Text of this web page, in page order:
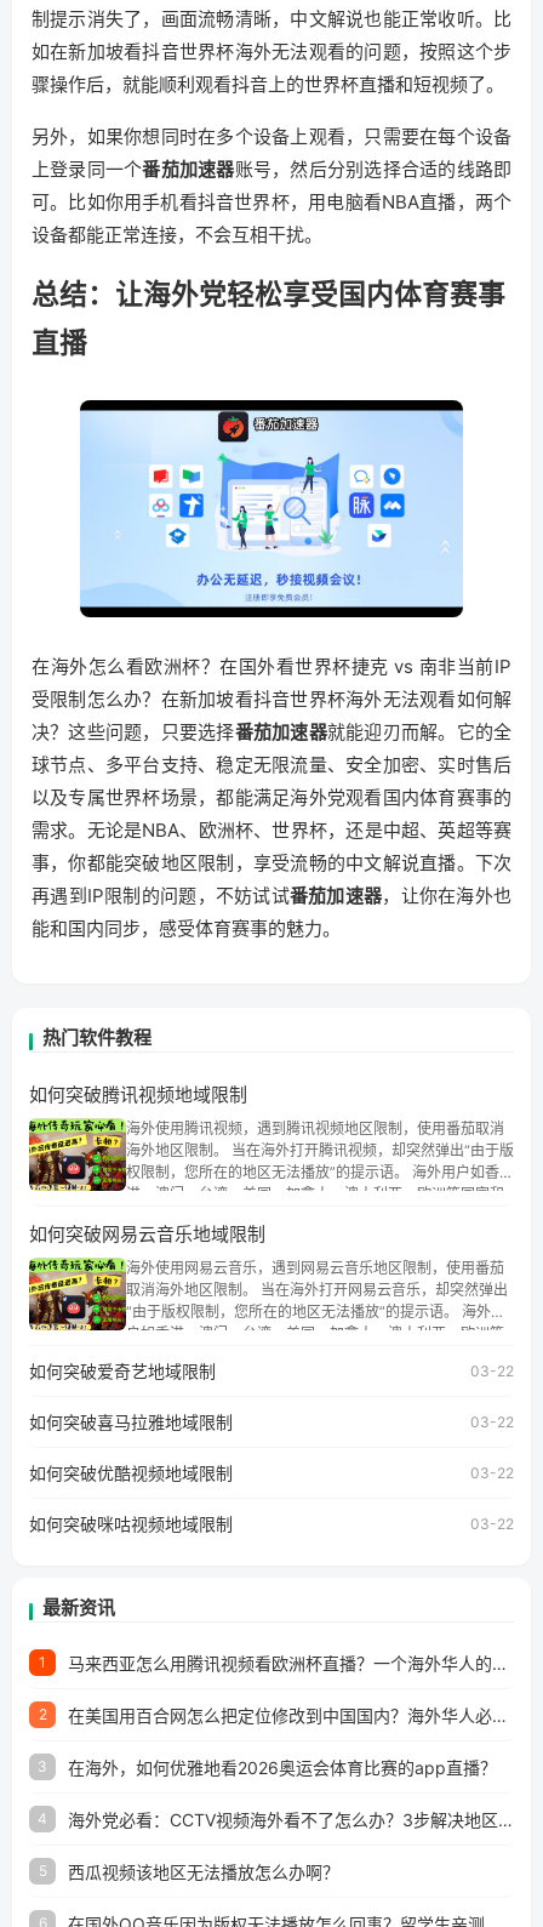
制提示消失了，画面流畅清晰，中文解说也能正常收听。比
如在新加坡看抖音世界杯海外无法观看的问题，按照这个步
骤操作后，就能顺利观看抖音上的世界杯直播和短视频了。
另外，如果你想同时在多个设备上观看，只需要在每个设备
上登录同一个番茄加速器账号，然后分别选择合适的线路即
可。比如你用手机看抖音世界杯，用电脑看NBA直播，两个
设备都能正常连接，不会互相干扰。
总结：让海外党轻松享受国内体育赛事
直播
在海外怎么看欧洲杯？在国外看世界杯捷克 vs 南非当前IP
受限制怎么办？在新加坡看抖音世界杯海外无法观看如何解
决？这些问题，只要选择番茄加速器就能迎刃而解。它的全
球节点、多平台支持、稳定无限流量、安全加密、实时售后
以及专属世界杯场景，都能满足海外党观看国内体育赛事的
需求。无论是NBA、欧洲杯、世界杯，还是中超、英超等赛
事，你都能突破地区限制，享受流畅的中文解说直播。下次
再遇到IP限制的问题，不妨试试番茄加速器，让你在海外也
能和国内同步，感受体育赛事的魅力。
热门软件教程
如何突破腾讯视频地域限制
海外使用腾讯视频，遇到腾讯视频地区限制，使用番茄取消
海外地区限制。 当在海外打开腾讯视频，却突然弹出“由于版
权限制，您所在的地区无法播放”的提示语。 海外用户如香
港、澳门、台湾、美国、加拿大、澳大利亚、欧洲等国家和
权限制问题，且仅能在中国大陆地区播放。 遇到这个问题的
朋友们，使用番茄回国加速器，即可解决「海外用户收听腾
讯视频地区版权限制」的问题，无论人在香港、澳门、台
湾、美国、加拿大、澳大利亚、欧洲等国家和地区工作、留
学、定居等，都可以使用，不再因地区和版权限制所困扰。
如何突破网易云音乐地域限制
海外使用网易云音乐，遇到网易云音乐地区限制，使用番茄
取消海外地区限制。 当在海外打开网易云音乐，却突然弹出
“由于版权限制，您所在的地区无法播放”的提示语。 海外用
户如香港、澳门、台湾、美国、加拿大、澳大利亚、欧洲等
地区及版权限制问题，且仅能在中国大陆地区播放。 遇到这
户收听网易云音乐地区版权限制」的问题，无论人在香港、
工作、留学、定居等，都可以使用，不再因地区和版权限制
所困扰。
如何突破爱奇艺地域限制 03-22
如何突破喜马拉雅地域限制 03-22
如何突破优酷视频地域限制 03-22
如何突破咪咕视频地域限制 03-22
最新资讯
1 马来西亚怎么用腾讯视频看欧洲杯直播？一个海外华人的真实困扰与破解
2 在美国用百合网怎么把定位修改到中国国内？海外华人必备的回国加速指南
3 在海外，如何优雅地看2026奥运会体育比赛的app直播？
4 海外党必看：CCTV视频海外看不了怎么办？3步解决地区限制+追剧自由
5 西瓜视频该地区无法播放怎么办啊？
6